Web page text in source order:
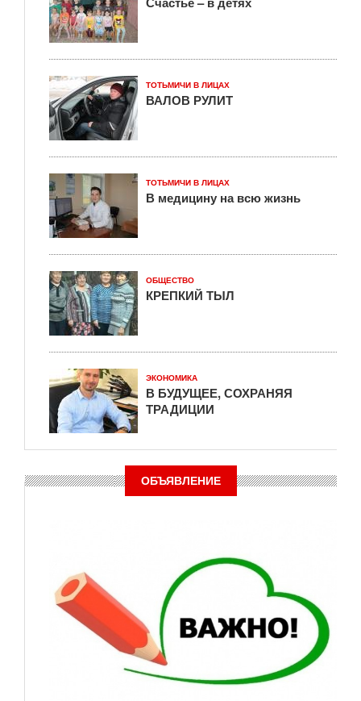
ТОТЬМИЧИ В ЛИЦАХ
ВАЛОВ РУЛИТ
ТОТЬМИЧИ В ЛИЦАХ
В медицину на всю жизнь
ОБЩЕСТВО
КРЕПКИЙ ТЫЛ
ЭКОНОМИКА
В БУДУЩЕЕ, СОХРАНЯЯ
ТРАДИЦИИ
ОБЪЯВЛЕНИЕ